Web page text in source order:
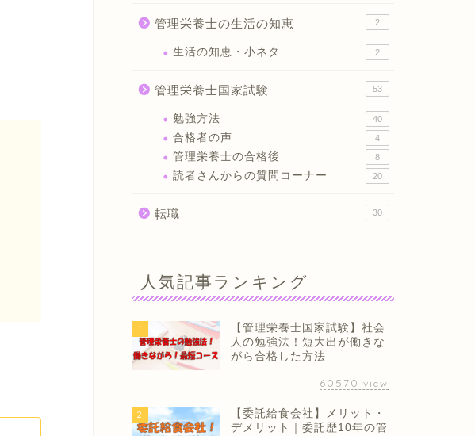
管理栄養士の生活の知恵 2
生活の知恵・小ネタ 2
管理栄養士国家試験 53
勉強方法 40
合格者の声 4
管理栄養士の合格後 8
読者さんからの質問コーナー 20
転職 30
人気記事ランキング
1
【管理栄養士国家試験】社会
人の勉強法！短大出が働きな
がら合格した方法
60570 view
2
【委託給食会社】メリット・
デメリット｜委託歴10年の管